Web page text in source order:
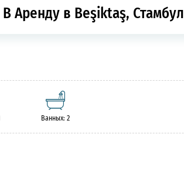
Аренду в Beşiktaş, Стамбул
Ванных: 2